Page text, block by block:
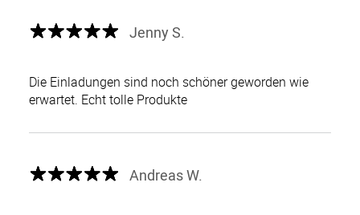
Jenny S.
Die Einladungen sind noch schöner geworden wie
erwartet. Echt tolle Produkte
Andreas W.